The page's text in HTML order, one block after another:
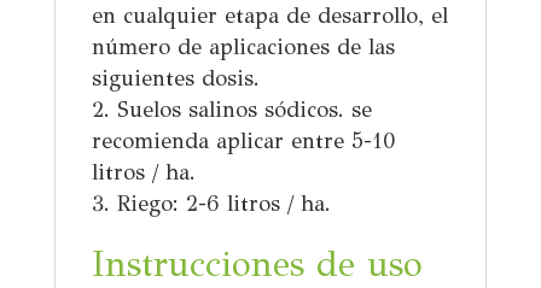
en cualquier etapa de desarrollo, el
número de aplicaciones de las
siguientes dosis.
Suelos salinos sódicos. se
recomienda aplicar entre 5-10
litros / ha.
Riego: 2-6 litros / ha.
Instrucciones de uso